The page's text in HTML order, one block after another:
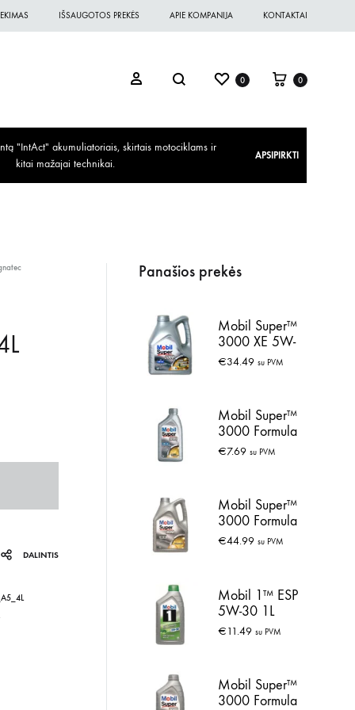
IŠSAUGOTOS PREKĖS APIE KOMPANIJA KONTAKTAI
0 0
"IntAct" akumuliatoriais, skirtais motociklams ir
kitai mažajai technikai.
APSIPIRKTI
DALINTIS
Panašios prekės
Mobil Super™
3000 XE 5W-
30 4L
€34.49 su PVM
Mobil Super™
3000 Formula
FE 5W-30 1L
€7.69 su PVM
Mobil Super™
3000 Formula
VC 0W-30 5L
€44.99 su PVM
Mobil 1™ ESP
5W-30 1L
€11.49 su PVM
Mobil Super™
3000 Formula